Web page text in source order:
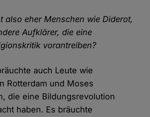
also eher Menschen wie Diderot,
Aufklärer, die eine
vorantreiben?
auch Leute wie
Rotterdam und Moses
die eine Bildungsrevolution
haben. Es bräuchte